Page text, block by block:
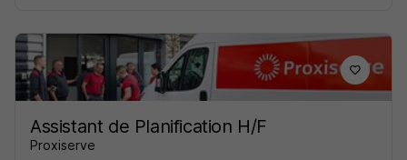
Assistant de Planification H/F
Proxiserve